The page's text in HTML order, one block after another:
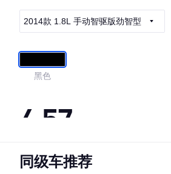
2014款 1.8L 手动智驱版劲智型
黑色
4.57
·外观表现一般，低于64%同级车
同级车推荐